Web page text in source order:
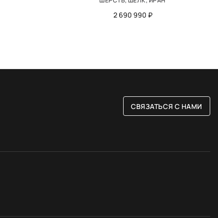
2 690 990 ₽
СВЯЗАТЬСЯ С НАМИ